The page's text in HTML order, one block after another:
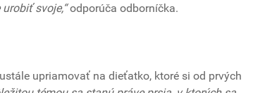
svoje,“odporúča odborníčka.
upriamovať na dieťatko, ktoré si od prvých